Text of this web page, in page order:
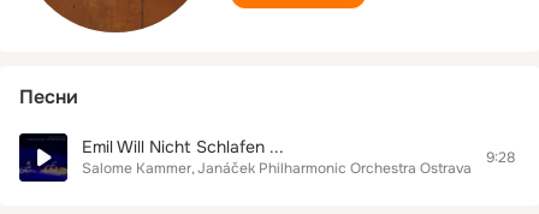
Песни
Emil Will Nicht Schlafen ...
Salome Kammer Janáček Philharmonic Orchestra Ostrava Zsolt
9:28